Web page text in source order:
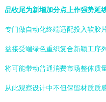
品收尾为新增加分点上作强势延
专门做自动化终端适配投入软胶
益接受端绿色重织复合新颖工序
将可能带动普通消费市场整体质
从此观察设计中不但保留材质质